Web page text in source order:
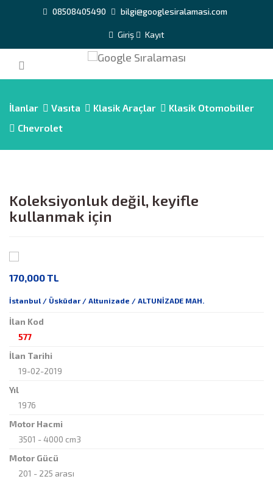
08508405490 bilgi@googlesiralamasi.com
Giriş Kayıt
İlanlar Vasıta Klasik Araçlar
Klasik Otomobiller
Chevrolet
Koleksiyonluk değil, keyifle
kullanmak için
170,000 TL
İstanbul / Üsküdar / Altunizade / ALTUNİZADE MAH.
İlan Kod
577
İlan Tarihi
19-02-2019
Yıl
1976
Motor Hacmi
3501 - 4000 cm3
Motor Gücü
201 - 225 arası